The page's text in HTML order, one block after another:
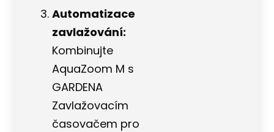
Automatizace
zavlažování:
Kombinujte
AquaZoom M s
GARDENA
Zavlažovacím
časovačem pro